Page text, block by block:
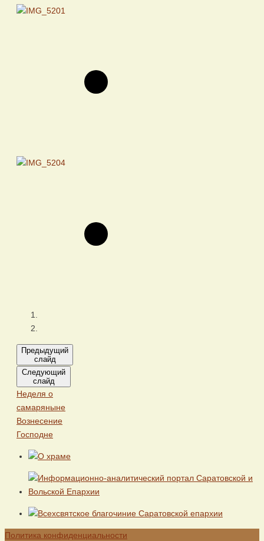
Предыдущий
слайд
Следующий
слайд
Неделя о
самаряныне
Вознесение
Господне
Политика конфиденциальности